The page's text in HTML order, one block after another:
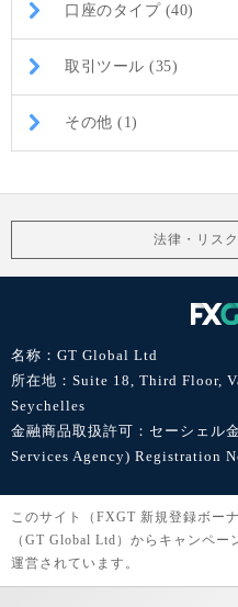
口座のタイプ (40)
取引ツール (35)
その他 (1)
法律・リス
名称：GT Global Ltd
所在地：Suite 18, Third Floor,
Seychelles
金融商品取扱許可：セーシェル
Services Agency) Registration
このサイト（FXGT 新規登録ボー
（GT Global Ltd）からキャンペ
運営されています。